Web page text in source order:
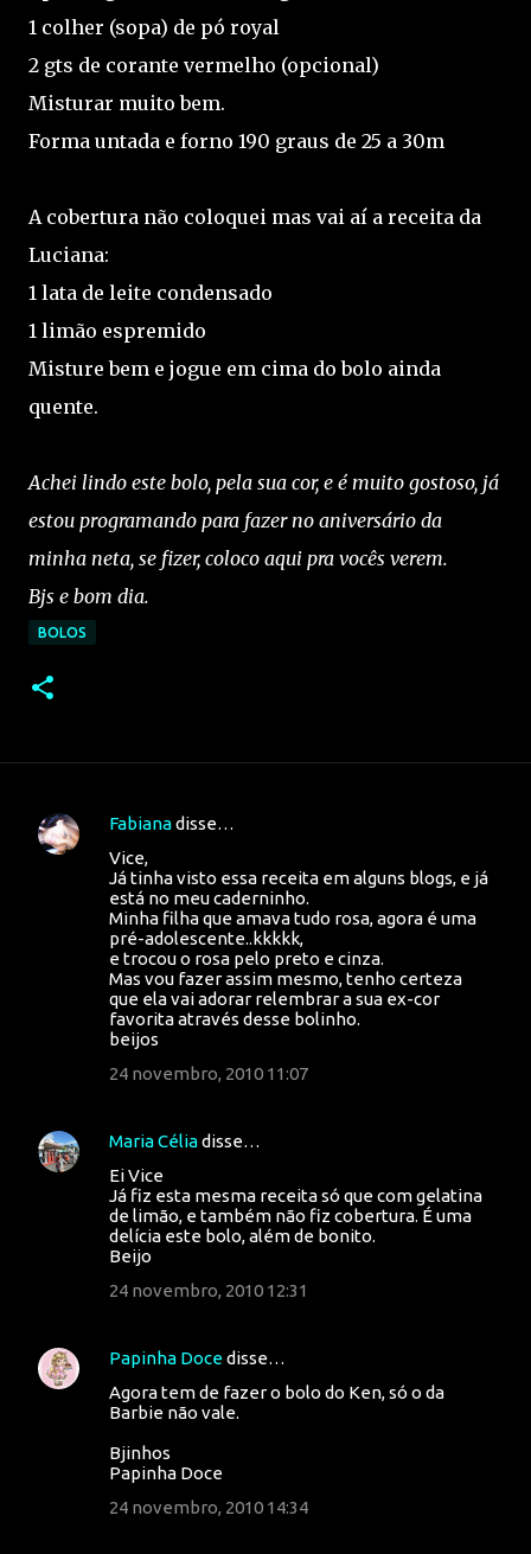
1 colher (sopa) de pó royal
2 gts de corante vermelho (opcional)
Misturar muito bem.
Forma untada e forno 190 graus de 25 a 30m
A cobertura não coloquei mas vai aí a receita da
Luciana:
1 lata de leite condensado
1 limão espremido
Misture bem e jogue em cima do bolo ainda
quente.
Achei lindo este bolo, pela sua cor, e é muito gostoso, já
estou programando para fazer no aniversário da
minha neta, se fizer, coloco aqui pra vocês verem.
Bjs e bom dia.
BOLOS
C
s
Fabianadisse…
Vice,
Já tinha visto essa receita em alguns blogs, e já
está no meu caderninho.
Minha filha que amava tudo rosa, agora é uma
pré-adolescente..kkkkk,
e trocou o rosa pelo preto e cinza.
Mas vou fazer assim mesmo, tenho certeza
que ela vai adorar relembrar a sua ex-cor
favorita através desse bolinho.
beijos
24 novembro, 2010 11:07
Maria Céliadisse…
Ei Vice
Já fiz esta mesma receita só que com gelatina
de limão, e também não fiz cobertura. É uma
delícia este bolo, além de bonito.
Beijo
24 novembro, 2010 12:31
Papinha Docedisse…
Agora tem de fazer o bolo do Ken, só o da
Barbie não vale.
Bjinhos
Papinha Doce
24 novembro, 2010 14:34